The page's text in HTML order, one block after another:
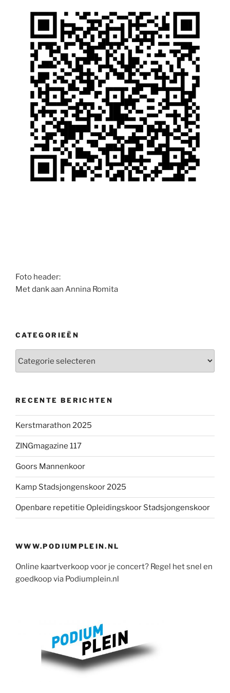
Foto header:
Met dank aan Annina Romita
CATEGORIEËN
RECENTE BERICHTEN
Kerstmarathon 2025
ZINGmagazine 117
Goors Mannenkoor
Kamp Stadsjongenskoor 2025
Openbare repetitie Opleidingskoor Stadsjongenskoor
WWW.PODIUMPLEIN.NL
Online kaartverkoop voor je concert? Regel het snel en
goedkoop via Podiumplein.nl